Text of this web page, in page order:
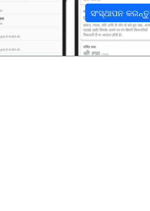
ସଂସ୍ଥାପନ କରନ୍ତୁ